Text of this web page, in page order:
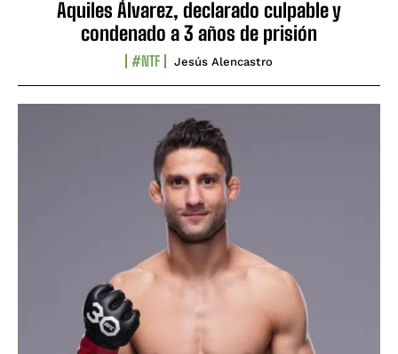
Aquiles Álvarez, declarado culpable y
condenado a 3 años de prisión
#NTF Jesús Alencastro